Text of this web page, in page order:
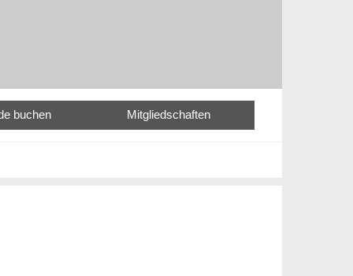
buchen Mitgliedschaften